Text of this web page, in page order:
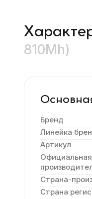
810Mh)
Бренд
Линейка
Артикул
Страна-
Страна